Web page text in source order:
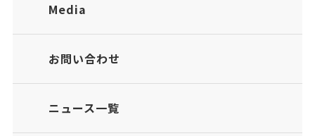
Media
お問い合わせ
ニュース一覧